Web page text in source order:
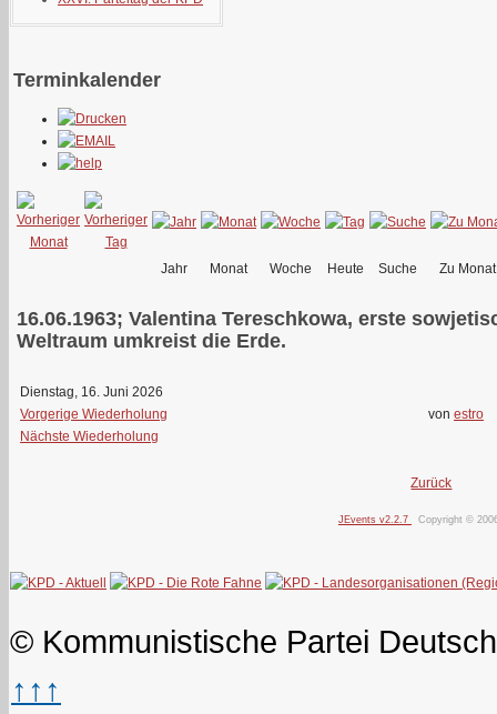
Terminkalender
Jahr Monat Woche Heute Suche Zu Monat
16.06.1963; Valentina Tereschkowa, erste
Weltraum umkreist die Erde.
Dienstag, 16. Juni 2026
Vorgerige Wiederholung
Nächste Wiederholung
von estro
Zurück
JEvents v2.2.7 Copyright ©
© Kommunistische Partei
↑↑↑